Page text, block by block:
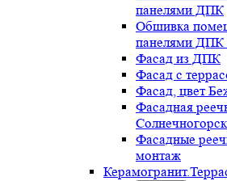
панелями ДПК
Обшивка
панелями ДПК
Фасад из ДПК
Фасад с
Фасад, цвет
Фасадная
Солнечногорск
Фасадные
монтаж